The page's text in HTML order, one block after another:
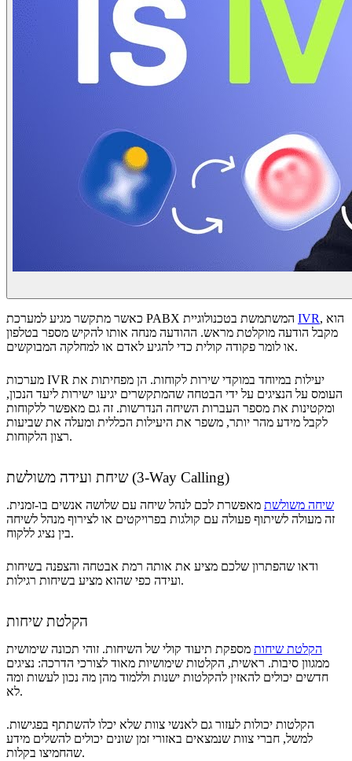
IVR, הוא
מקבל הודעה מוקלטת מראש. ההודעה מנחה אותו להקיש מספר בטלפון
או לומר פקודה קולית כדי להגיע לאדם או למחלקה המבוקשים.
מערכות IVR יעילות במיוחד במוקדי שירות לקוחות. הן מפחיתות את
העומס על הנציגים על ידי הבטחה שהמתקשרים יגיעו ישירות ליעד הנכון,
ומקטינות את מספר העברות השיחה הנדרשות. זה גם מאפשר ללקוחות
לקבל מידע מהר יותר, משפר את היעילות הכללית ומעלה את שביעות
רצון הלקוחות.
שיחת ועידה משולשת (3-Way Calling)
שיחה משולשת מאפשרת לכם לנהל שיחה עם שלושה אנשים בו-זמנית.
זה מעולה לשיתוף פעולה עם קולגות בפרויקטים או לצירוף מנהל לשיחה
בין נציג ללקוח.
ודאו שהפתרון שלכם מציע את אותה רמת אבטחה והצפנה בשיחות
ועידה כפי שהוא מציע בשיחות רגילות.
הקלטת שיחות
הקלטת שיחות מספקת תיעוד קולי של השיחות. זוהי תכונה שימושית
ממגוון סיבות. ראשית, הקלטות שימושיות מאוד לצורכי הדרכה: נציגים
חדשים יכולים להאזין להקלטות ישנות וללמוד מהן מה נכון לעשות ומה
לא.
הקלטות יכולות לעזור גם לאנשי צוות שלא יכלו להשתתף בפגישות.
למשל, חברי צוות שנמצאים באזורי זמן שונים יכולים להשלים מידע
שהחמיצו בקלות.